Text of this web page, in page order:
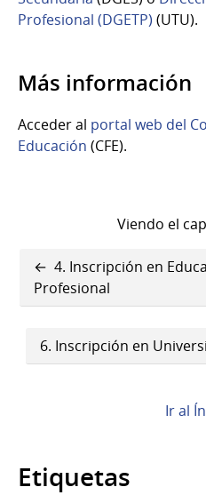
Profesional (DGETP) (UTU).
Más información
Acceder al portal web del
Educación (CFE).
Viendo el
Enlaces
transversales
Book
en
4. Inscripción en
Profesional
6. Inscripción en
Ir al
Etiquetas